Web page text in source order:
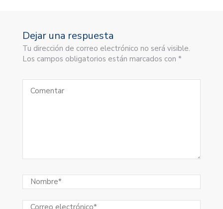
Dejar una respuesta
Tu dirección de correo electrónico no será visible.
Los campos obligatorios están marcados con *